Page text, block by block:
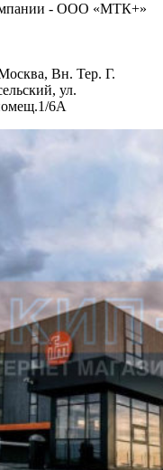
- ООО «МТК+»
Вн. Тер. Г.
ул.
6А